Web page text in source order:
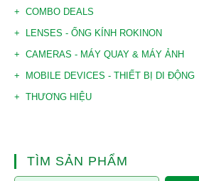
COMBO DEALS
LENSES - ỐNG KÍNH ROKINON
CAMERAS - MÁY QUAY & MÁY ẢNH
MOBILE DEVICES - THIẾT BỊ DI ĐỘNG
THƯƠNG HIỆU
TÌM SẢN PHẨM